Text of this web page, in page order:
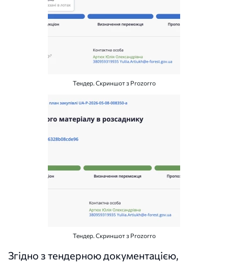
Тендер. Скриншот з Prozorro
Тендер. Скриншот з Prozorro
Згідно з тендерною документацією,